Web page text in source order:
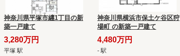
神奈川県平塚市纒1丁目の新
築一戸建て
3,280万円
平塚 駅
神奈川県横浜市保土ケ谷区狩
場町 の新築一戸建て
4,480万円
- 駅